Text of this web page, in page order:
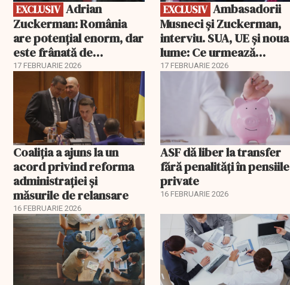
EXCLUSIV
Zuckerman: România
are potențial enorm, dar
este frânată de
corupție, companii de
stat și influența
propagandei ruse
17 FEBRUARIE 2026
EXCLUSIV Ambasadorii
Musneci și Zuckerman,
interviu. SUA, UE și noua
lume: Ce urmează
pentru România
17 FEBRUARIE 2026
Coaliția a ajuns la un
acord privind reforma
administrației și
măsurile de relansare
16 FEBRUARIE 2026
ASF dă liber la transfer
fără penalități în pensiile
private
16 FEBRUARIE 2026